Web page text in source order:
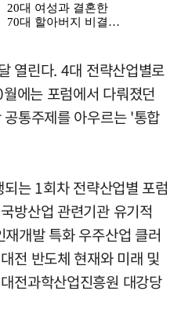
열린다. 4대 전략산업별로
에는 포럼에서 다뤄졌던
통주제를 아우르는 '통합
는 1회차 전략산업별 포럼
방산업 관련기관 유기적
개발 특화 우주산업 클러
전 반도체 현재와 미래 및
전과학산업진흥원 대강당